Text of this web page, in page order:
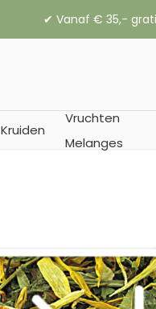
Kruiden
Vruchten
Melanges
✔︎ Vanaf € 35,-